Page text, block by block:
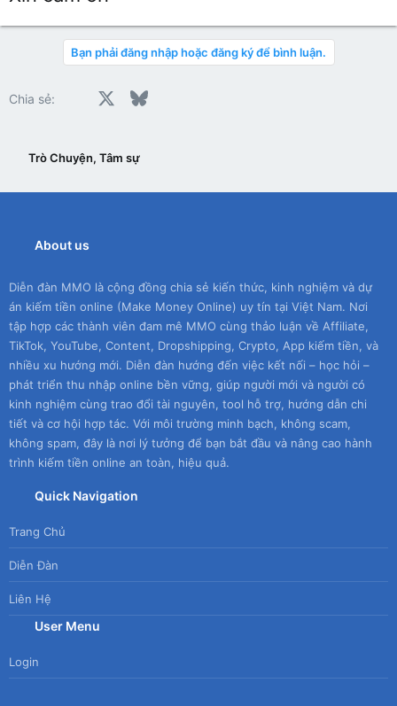
Bạn phải đăng nhập hoặc đăng ký để bình luận.
Chia sẻ: Facebook Bluesky
Trò Chuyện, Tâm sự
About us
Diễn đàn MMO là cộng đồng chia sẻ kiến thức, kinh nghiệm và dự
án kiếm tiền online (Make Money Online) uy tín tại Việt Nam. Nơi
tập hợp các thành viên đam mê MMO cùng thảo luận về Affiliate,
TikTok, YouTube, Content, Dropshipping, Crypto, App kiếm tiền, và
nhiều xu hướng mới. Diễn đàn hướng đến việc kết nối – học hỏi –
phát triển thu nhập online bền vững, giúp người mới và người có
kinh nghiệm cùng trao đổi tài nguyên, tool hỗ trợ, hướng dẫn chi
tiết và cơ hội hợp tác. Với môi trường minh bạch, không scam,
không spam, đây là nơi lý tưởng để bạn bắt đầu và nâng cao hành
trình kiếm tiền online an toàn, hiệu quả.
Quick Navigation
Trang Chủ
Diễn Đàn
Liên Hệ
User Menu
Login